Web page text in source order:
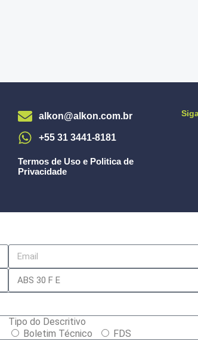
alkon@alkon.com.br
+55 31 3441-8181
Termos de Uso e Politica de
Privacidade
Tipo do Descritivo
Boletim Técnico
FDS